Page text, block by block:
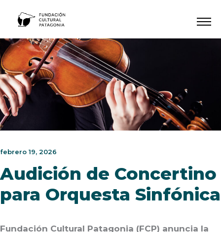
febrero 19, 2026
Audición de Concertino
para Orquesta Sinfónica
Fundación Cultural Patagonia (FCP) anuncia la